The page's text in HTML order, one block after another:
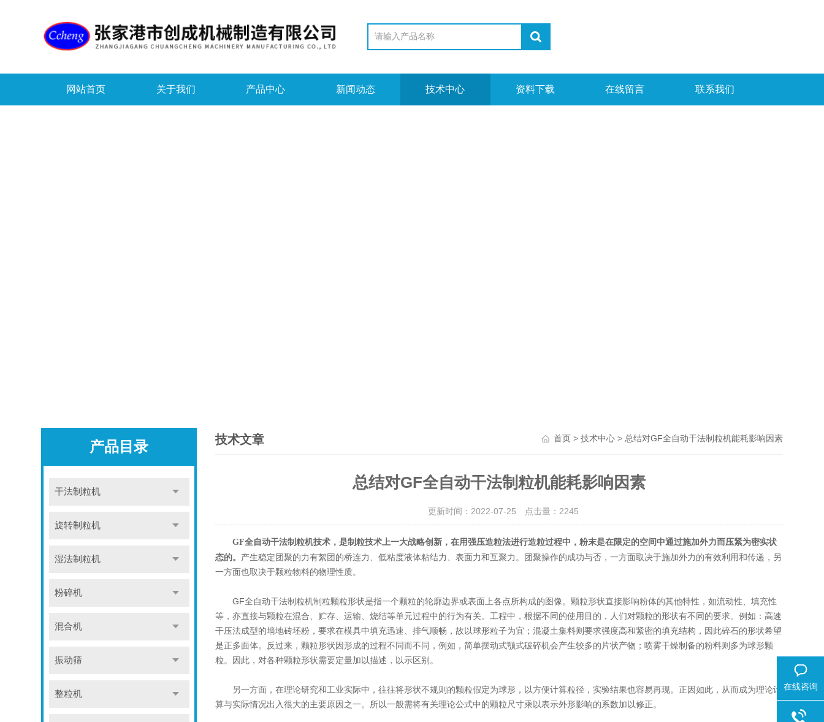
网站首页 关于我们 产品中心 新闻动态 技术中心 资料下载 在线留言 联系我们
产品目录
干法制粒机
旋转制粒机
湿法制粒机
粉碎机
混合机
振动筛
整粒机
技术文章 首页> 技术中心> 总结对GF全自动干法制粒机能耗影响因素
总结对GF全自动干法制粒机能耗影响因素
更新时间：2022-07-25 点击量： 2245
GF全自动干法制粒机技术，是制粒技术上一大战略创新，在用强压造粒法进行造粒过程中，粉末是在限定的空间中通过施加外力而压紧为密实状
态的。 产生稳定团聚的力有絮团的桥连力、低粘度液体粘结力、表面力和互聚力。团聚操作的成功与否，一方面取决于施加外力的有效利用和传递，另
一方面也取决于颗粒物料的物理性质。
GF全自动干法制粒机制粒颗粒形状是指一个颗粒的轮廓边界或表面上各点所构成的图像。颗粒形状直接影响粉体的其他特性，如流动性、填充性
等，亦直接与颗粒在混合、贮存、运输、烧结等单元过程中的行为有关。工程中，根据不同的使用目的，人们对颗粒的形状有不同的要求。例如：高速
干压法成型的墙地砖坯粉，要求在模具中填充迅速、排气顺畅，故以球形粒子为宜；混凝土集料则要求强度高和紧密的填充结构，因此碎石的形状希望
是正多面体。反过来，颗粒形状因形成的过程不同而不同，例如，简单摆动式颚式破碎机会产生较多的片状产物；喷雾干燥制备的粉料则多为球形颗
粒。因此，对各种颗粒形状需要定量加以描述，以示区别。
另一方面，在理论研究和工业实际中，往往将形状不规则的颗粒假定为球形，以方便计算粒径，实验结果也容易再现。正因如此，从而成为理论计
算与实际情况出入很大的主要原因之一。所以一般需将有关理论公式中的颗粒尺寸乘以表示外形影响的系数加以修正。
在线咨询